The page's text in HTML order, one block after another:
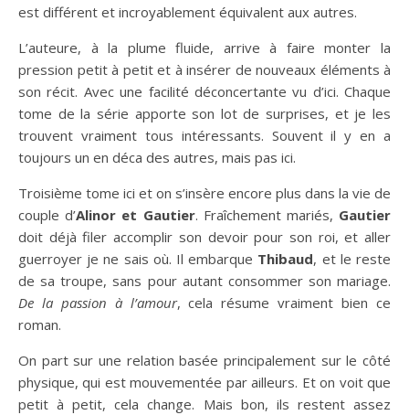
est différent et incroyablement équivalent aux autres.
L’auteure, à la plume fluide, arrive à faire monter la
pression petit à petit et à insérer de nouveaux éléments à
son récit. Avec une facilité déconcertante vu d’ici. Chaque
tome de la série apporte son lot de surprises, et je les
trouvent vraiment tous intéressants. Souvent il y en a
toujours un en déca des autres, mais pas ici.
Troisième tome ici et on s’insère encore plus dans la vie de
couple d’Alinor et Gautier. Fraîchement mariés, Gautier
doit déjà filer accomplir son devoir pour son roi, et aller
guerroyer je ne sais où. Il embarque Thibaud, et le reste
de sa troupe, sans pour autant consommer son mariage.
De la passion à l’amour, cela résume vraiment bien ce
roman.
On part sur une relation basée principalement sur le côté
physique, qui est mouvementée par ailleurs. Et on voit que
petit à petit, cela change. Mais bon, ils restent assez